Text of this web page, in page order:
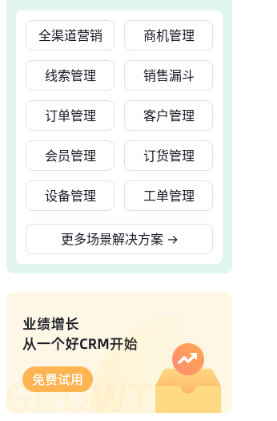
全渠道营销 商机管理
线索管理 销售漏斗
订单管理 客户管理
会员管理 订货管理
设备管理 工单管理
更多场景解决方案 →